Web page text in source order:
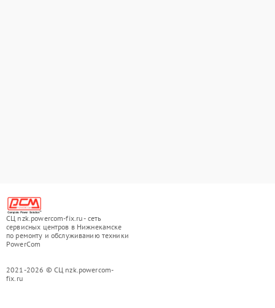
СЦ nzk.powercom-fix.ru - сеть
сервисных центров в Нижнекамске
по ремонту и обслуживанию техники
PowerCom
2021-2026 © СЦ nzk.powercom-
fix.ru